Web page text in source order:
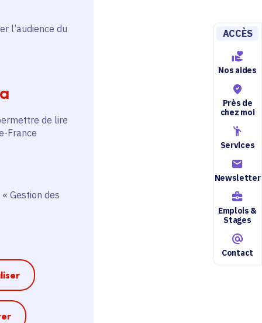
l’audience du
de lire
France
Gestion des
ACCÈS
Nos aides
Près de
chez moi
Services
Newsletter
Emplois &
Stages
Contact